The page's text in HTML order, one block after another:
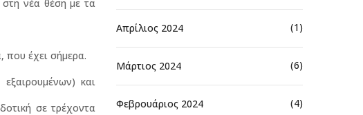
νέα θέση με τα
που έχει σήμερα.
και
σε τρέχοντα
Απρίλιος 2024 (1)
Μάρτιος 2024 (6)
Φεβρουάριος 2024 (4)